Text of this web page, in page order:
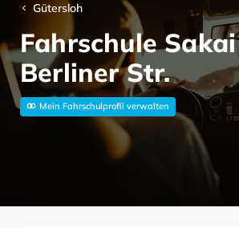
Gütersloh
Fahrschule
Berliner Str.
Mein Fahrschulprofil verwalten